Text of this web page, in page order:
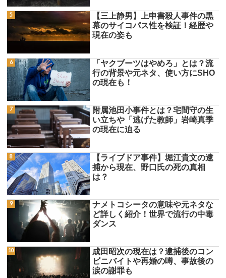
【三上静男】上申書殺人事件の黒
幕のサイコパス性を検証！経歴や
現在の姿も
「ヤクブーツはやめろ」とは？流
行の背景や元ネタ、使い方にSHO
の現在も！
附属池田小事件とは？宅間守の生
い立ちや「逃げた教師」岩崎真季
の現在に迫る
【ライブドア事件】堀江貴文の逮
捕から現在、野口氏の死の真相
は？
ナメトコシータの意味や元ネタな
ど詳しく紹介！世界で流行の中毒
ダンス
成田昭次の現在は？逮捕後のコン
ビニバイトや再婚の噂、事故後の
涙の謝罪も